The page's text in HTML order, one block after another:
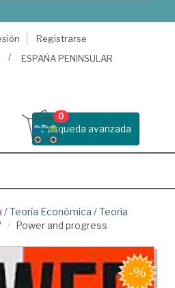
Registrarse
ESPAÑA PENINSULAR
Busqueda avanzada
0
/Teoría Económica /Teoría
Power and progress